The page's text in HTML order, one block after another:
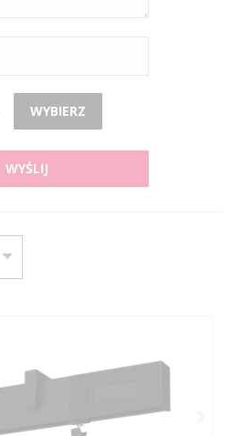
WYBIERZ
WYŚLIJ